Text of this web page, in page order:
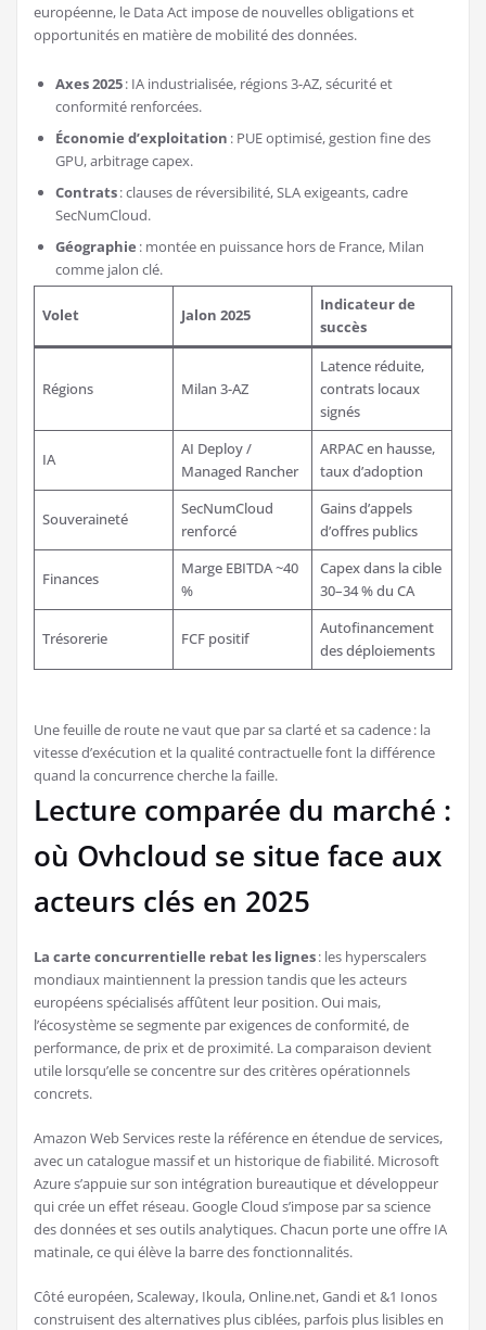
européenne, le Data Act impose de nouvelles obligations et
opportunités en matière de mobilité des données.
Axes 2025: IA industrialisée, régions 3-AZ, sécurité et
conformité renforcées.
Économie d’exploitation : PUE optimisé, gestion fine des
GPU, arbitrage capex.
Contrats: clauses de réversibilité, SLA exigeants, cadre
SecNumCloud.
Géographie : montée en puissance hors de France, Milan
comme jalon clé.
Volet Jalon 2025
Indicateur de
succès
Régions Milan 3-AZ
Latence réduite,
contrats locaux
signés
IA
AI Deploy /
Managed Rancher
ARPAC en hausse,
taux d’adoption
Souveraineté
SecNumCloud
renforcé
Gains d’appels
d’offres publics
Finances
Marge EBITDA ~40
%
Capex dans la cible
30–34 % du CA
Trésorerie FCF positif
Autofinancement
des déploiements
Une feuille de route ne vaut que par sa clarté et sa cadence : la
vitesse d’exécution et la qualité contractuelle font la différence
quand la concurrence cherche la faille.
Lecture comparée du marché :
où Ovhcloud se situe face aux
acteurs clés en 2025
La carte concurrentielle rebat les lignes: les hyperscalers
mondiaux maintiennent la pression tandis que les acteurs
européens spécialisés affûtent leur position. Oui mais,
l’écosystème se segmente par exigences de conformité, de
performance, de prix et de proximité. La comparaison devient
utile lorsqu’elle se concentre sur des critères opérationnels
concrets.
Amazon Web Services reste la référence en étendue de services,
avec un catalogue massif et un historique de fiabilité. Microsoft
Azure s’appuie sur son intégration bureautique et développeur
qui crée un effet réseau. Google Cloud s’impose par sa science
des données et ses outils analytiques. Chacun porte une offre IA
matinale, ce qui élève la barre des fonctionnalités.
Côté européen, Scaleway, Ikoula, Online.net, Gandi et &1 Ionos
construisent des alternatives plus ciblées, parfois plus lisibles en